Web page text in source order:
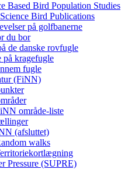
Based Bird Population Studies
Bird Publications
på golfbanerne
du bor
de danske rovfugle
på kragefugle
fugle
(FiNN)
område-liste
(afsluttet)
walks
Pressure (SUPRE)